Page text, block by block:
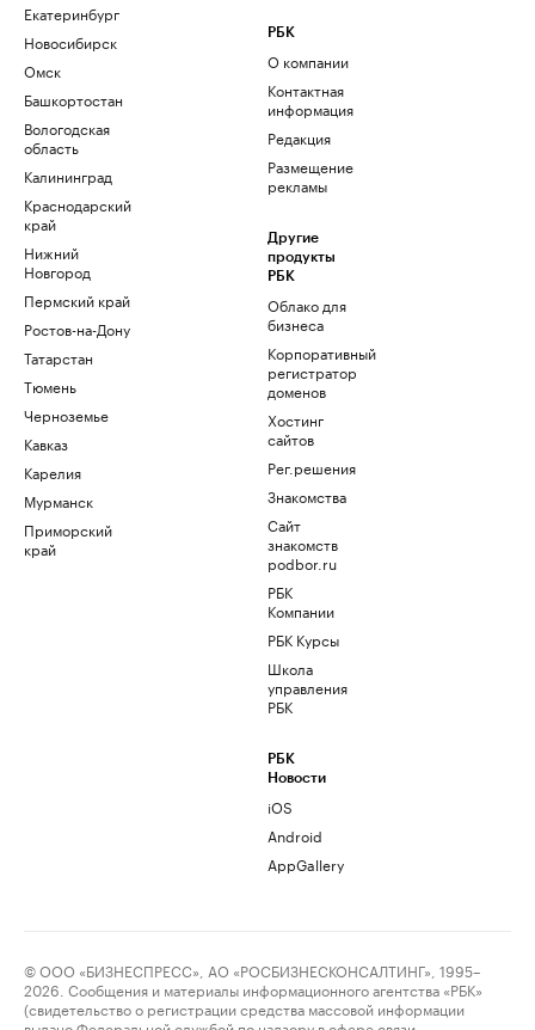
Екатеринбург
Новосибирск
Омск
Башкортостан
Вологодская
область
Калининград
Краснодарский
край
Нижний
Новгород
Пермский край
Ростов-на-Дону
Татарстан
Тюмень
Черноземье
Кавказ
Карелия
Мурманск
Приморский
край
РБК
О компании
Контактная
информация
Редакция
Размещение
рекламы
Другие
продукты
РБК
Облако для
бизнеса
Корпоративный
регистратор
доменов
Хостинг
сайтов
Рег.решения
Знакомства
Сайт
знакомств
podbor.ru
РБК
Компании
РБК Курсы
Школа
управления
РБК
РБК
Новости
iOS
Android
AppGallery
© ООО «БИЗНЕСПРЕСС», АО «РОСБИЗНЕСКОНСАЛТИНГ», 1995–
2026. Сообщения и материалы информационного агентства «РБК»
(свидетельство о регистрации средства массовой информации